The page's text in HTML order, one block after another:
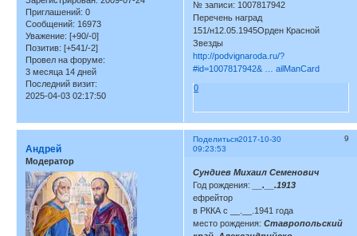
Приглашений: 0
Сообщений: 16973
Уважение: [+90/-0]
Позитив: [+541/-2]
Провел на форуме:
3 месяца 14 дней
Последний визит:
2025-04-03 02:17:50
№ записи: 1007817942
Перечень наград
151/н12.05.1945Орден Красной
Звезды
http://podvignaroda.ru/?
#id=1007817942& … ailManCard
0
Поделиться 9
2017-10-30
09:23:53
Андрей
Модератор
Сундиев Михаил Семенович
Год рождения:
__.__.1913
ефрейтор
в РККА с __.__.1941 года
место рождения: Ставропольский